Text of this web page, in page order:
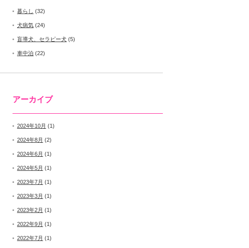
暮らし (32)
犬病気 (24)
盲導犬、セラピー犬 (5)
車中泊 (22)
アーカイブ
2024年10月 (1)
2024年8月 (2)
2024年6月 (1)
2024年5月 (1)
2023年7月 (1)
2023年3月 (1)
2023年2月 (1)
2022年9月 (1)
2022年7月 (1)